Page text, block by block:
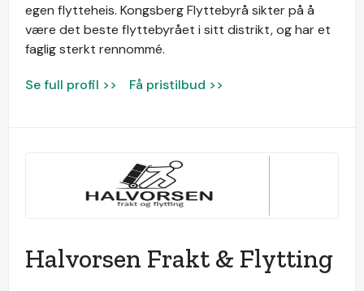
egen flytteheis. Kongsberg Flyttebyrå sikter på å
være det beste flyttebyrået i sitt distrikt, og har et
faglig sterkt rennommé.
Se full profil >> Få pristilbud >>
Halvorsen Frakt & Flytting